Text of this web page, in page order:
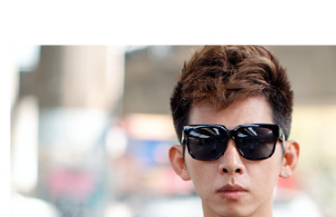
【注意事項】
１．透過由恩沛科技股份有限公司提供之「AFTEE
交易，需依本服務之必要範圍內提供個人資料，並將
求債權轉讓予恩沛科技股份有限公司。
２．關於個人資料處理事宜，請瀏覽以下網址：
https://aftee.tw/terms/#terms3
３．未成年的使用者請事先徵得法定代理人或監護人
「AFTEE先享後付」，若未經同意申辦者引起之損
任。
４．使用「AFTEE先享後付」時，將依據個別帳號
每筆NT$120，滿NT$3,000(含以上)免運費